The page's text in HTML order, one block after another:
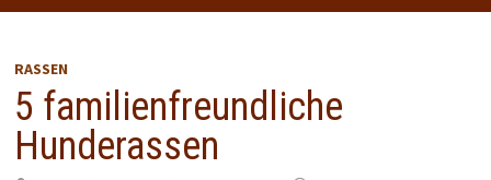
RASSEN
5 familienfreundliche
Hunderassen